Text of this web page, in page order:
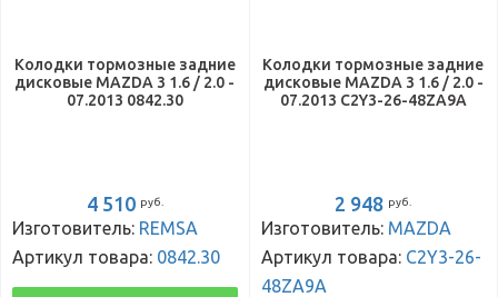
Колодки тормозные задние
дисковые MAZDA 3 1.6 / 2.0 -
07.2013 0842.30
4 510 руб.
Изготовитель: REMSA
Артикул товара: 0842.30
Колодки тормозные задние
дисковые MAZDA 3 1.6 / 2.0 -
07.2013 C2Y3-26-48ZA9A
2 948 руб.
Изготовитель: MAZDA
Артикул товара: C2Y3-26-
48ZA9A